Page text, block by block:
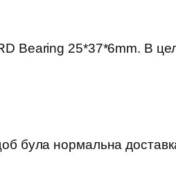
Bearing 25*37*6mm. В
була нормальна